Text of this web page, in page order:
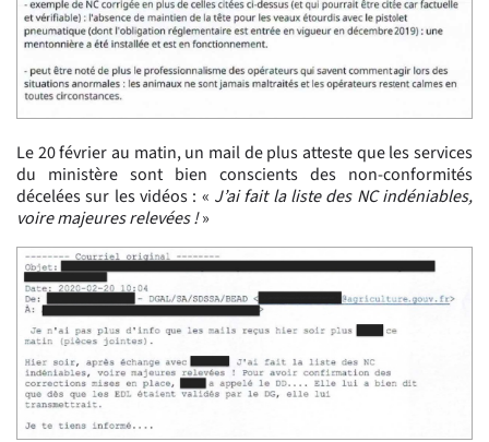
Le 20 février au matin, un mail de plus atteste que les services
du ministère sont bien conscients des non-conformités
décelées sur les vidéos : « J’ai fait la liste des NC indéniables,
voire majeures relevées !»